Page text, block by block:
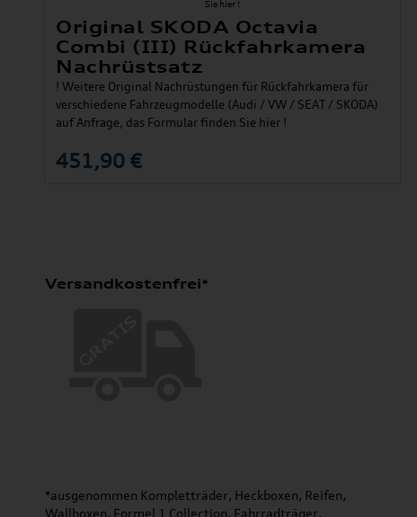
Original SKODA Octavia
Combi (III) Rückfahrkamera
Nachrüstsatz
! Weitere Original Nachrüstungen für Rückfahrkamera für
verschiedene Fahrzeugmodelle (Audi / VW / SEAT / SKODA)
auf Anfrage, das Formular finden Sie hier !
451,90 €
Versandkostenfrei*
*ausgenommen Kompletträder, Heckboxen, Reifen,
Wallboxen, Formel 1 Collection, Fahrradträger,